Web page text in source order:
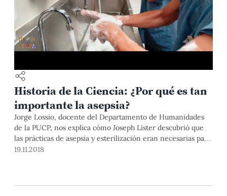
Historia de la Ciencia: ¿Por qué es tan
importante la asepsia?
Jorge Lossio, docente del Departamento de Humanidades
de la PUCP, nos explica cómo Joseph Lister descubrió que
las prácticas de asepsia y esterilización eran necesarias para
la medicina.
19.11.2018